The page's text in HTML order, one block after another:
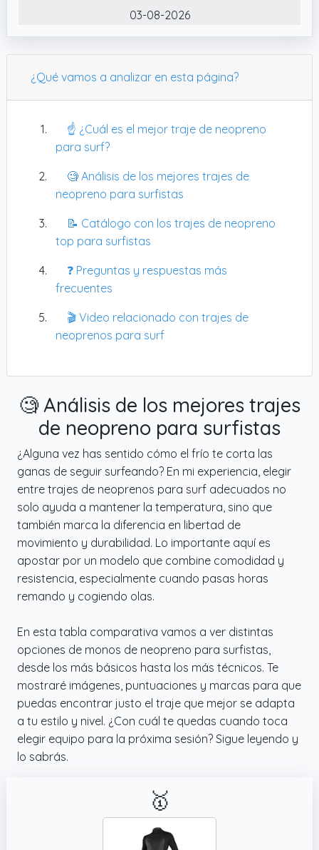
asegúralo con la correa
03-08-2026
¿Qué vamos a analizar en esta página?
☝️ ¿Cuál es el mejor traje de neopreno
para surf?
🧐 Análisis de los mejores trajes de
neopreno para surfistas
📝 Catálogo con los trajes de neopreno
top para surfistas
❓ Preguntas y respuestas más
frecuentes
🎬 Video relacionado con trajes de
neoprenos para surf
🧐 Análisis de los mejores trajes
de neopreno para surfistas
¿Alguna vez has sentido cómo el frío te corta las
ganas de seguir surfeando? En mi experiencia, elegir
entre trajes de neoprenos para surf adecuados no
solo ayuda a mantener la temperatura, sino que
también marca la diferencia en libertad de
movimiento y durabilidad. Lo importante aquí es
apostar por un modelo que combine comodidad y
resistencia, especialmente cuando pasas horas
remando y cogiendo olas.
En esta tabla comparativa vamos a ver distintas
opciones de monos de neopreno para surfistas,
desde los más básicos hasta los más técnicos. Te
mostraré imágenes, puntuaciones y marcas para que
puedas encontrar justo el traje que mejor se adapta
a tu estilo y nivel. ¿Con cuál te quedas cuando toca
elegir equipo para la próxima sesión? Sigue leyendo y
lo sabrás.
🥇